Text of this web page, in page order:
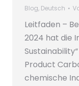
Blog, Deutsch
Leitfaden –
2024 hat die
Product
chemische